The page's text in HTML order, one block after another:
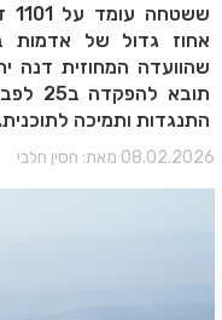
אחוז גדול של אדמות
שהוועדה המחוזית דנה
התנגדות ותמיכה לתוכנית.
מאת: חסין חלבי